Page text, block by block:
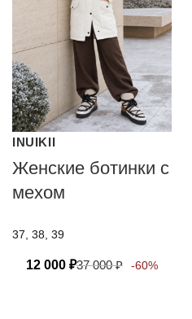
INUIKII
Женские ботинки с
мехом
37, 38, 39
12 000 ₽37 000₽ -60%